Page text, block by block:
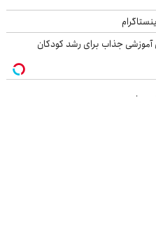
آموزشی جذاب برای رشد کودکان
جا نمون